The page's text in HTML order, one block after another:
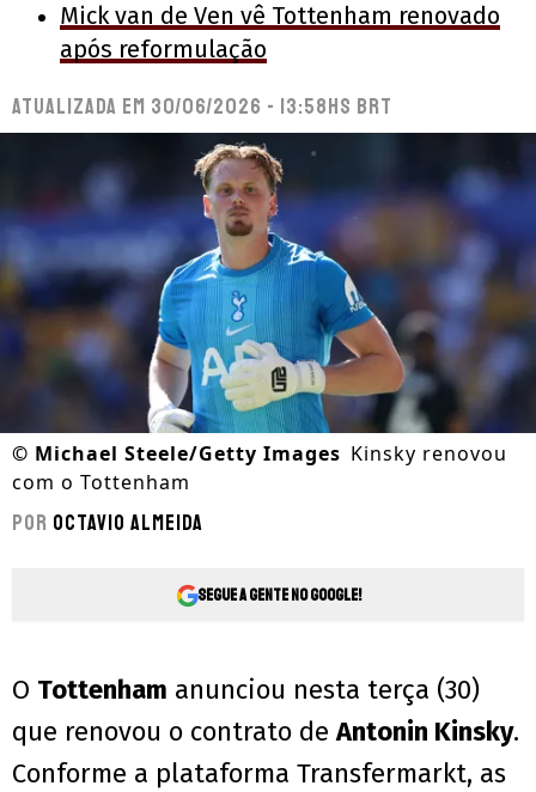
Mick van de Ven vê Tottenham renovado
após reformulação
Atualizada em 30/06/2026 - 13:58hs BRT
© Michael Steele/Getty Images Kinsky renovou
com o Tottenham
Por Octavio Almeida
Segue a gente no Google!
O Tottenham anunciou nesta terça (30)
que renovou o contrato deAntonin Kinsky.
Conforme a plataforma Transfermarkt, as